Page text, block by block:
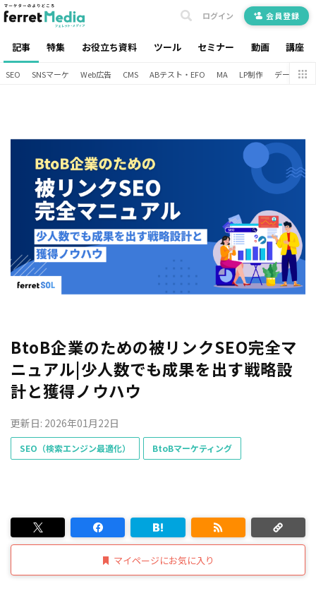
記事 特集 お役立ち資料 ツール セミナー 動画 講座
ログイン 会員登録
SEO SNSマーケ Web広告 CMS ABテスト・EFO MA LP制作 データ分析
BtoB企業のための被リンクSEO完全マ
ニュアル|少人数でも成果を出す戦略設
計と獲得ノウハウ
更新日: 2026年01月22日
SEO（検索エンジン最適化） BtoBマーケティング
マイページにお気に入り